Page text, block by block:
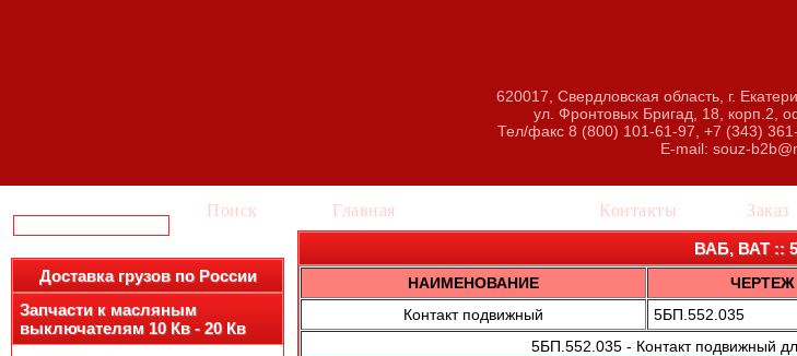
620017, Свердловская область, г.
ул. Фронтовых Бригад, 18, корп.2,
Тел/факс 8 (800) 101-61-97, +7 (343)
E-mail: souz-
Поиск
Доставка грузов по России
Запчасти к масляным
выключателям 10 Кв - 20 Кв
Главная Контакты Заказ
ВАБ, ВАТ ::
НАИМЕНОВАНИЕ ЧЕРТЕЖ
Контакт подвижный
5БП.552.035
5БП.552.035 - Контакт подвижный